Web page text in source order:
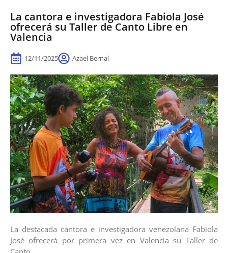
La cantora e investigadora Fabiola José
ofrecerá su Taller de Canto Libre en
Valencia
12/11/2025 Azael Bernal
La destacada cantora e investigadora venezolana Fabiola
José ofrecerá por primera vez en Valencia su Taller de